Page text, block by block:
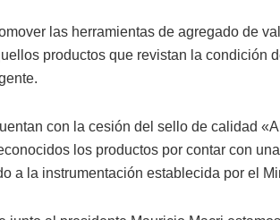
las herramientas de agregado de
productos que revistan la condición
con la cesión del sello de calidad
los productos por contar con
a la instrumentación establecida por el